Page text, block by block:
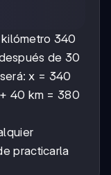
340
de 30
x = 340
40 km = 380
practicarla